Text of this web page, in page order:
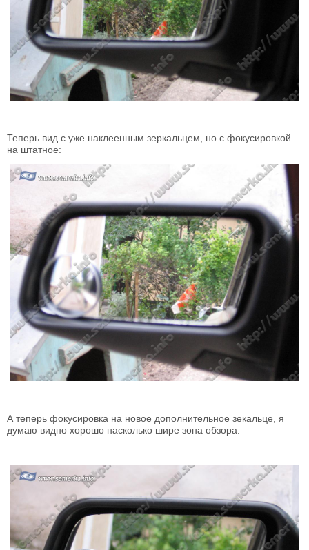
Теперь вид с уже наклеенным зеркальцем, но с фокусировкой
на штатное:
А теперь фокусировка на новое дополнительное зекальце, я
думаю видно хорошо насколько шире зона обзора: